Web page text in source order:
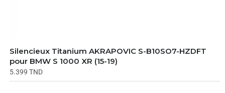
Silencieux Titanium AKRAPOVIC S-B10SO7-HZDFT
pour BMW S 1000 XR (15-19)
5.399 TND